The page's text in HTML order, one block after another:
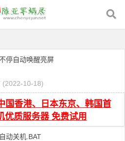
停自动唤醒亮屏
(2022-10-18)
国香港、日本东京、韩国首
优质服务器 免费试用
动关机.BAT